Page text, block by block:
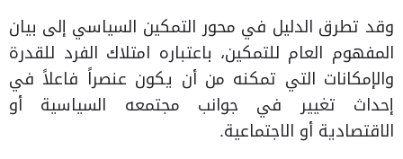
وقد تطرق الدليل في محور التمكين السياسي إلى بيان
المفهوم العام للتمكين، باعتباره امتلاك الفرد للقدرة
والإمكانات التي تمكنه من أن يكون عنصراً فاعلاً في
إحداث تغيير في جوانب مجتمعه السياسية أو
الاقتصادية أو الاجتماعية.